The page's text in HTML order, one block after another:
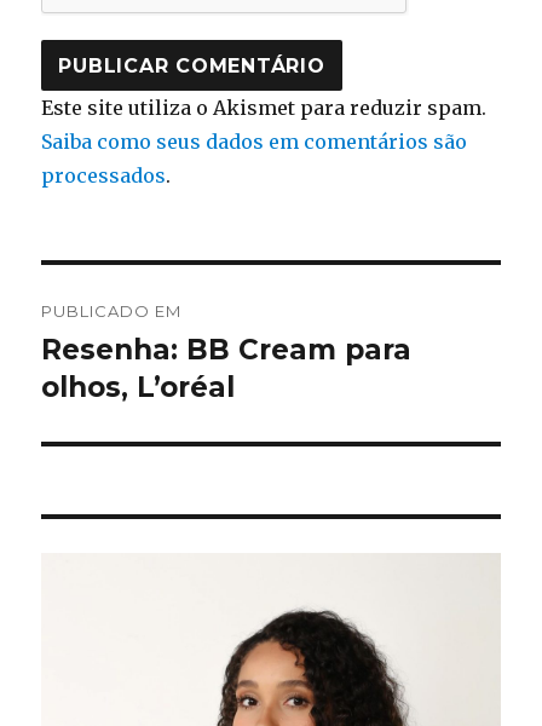
Este site utiliza o Akismet para reduzir spam.
Saiba como seus dados em comentários são
processados.
de
Post
PUBLICADO EM
Resenha: BB Cream para
olhos, L’oréal